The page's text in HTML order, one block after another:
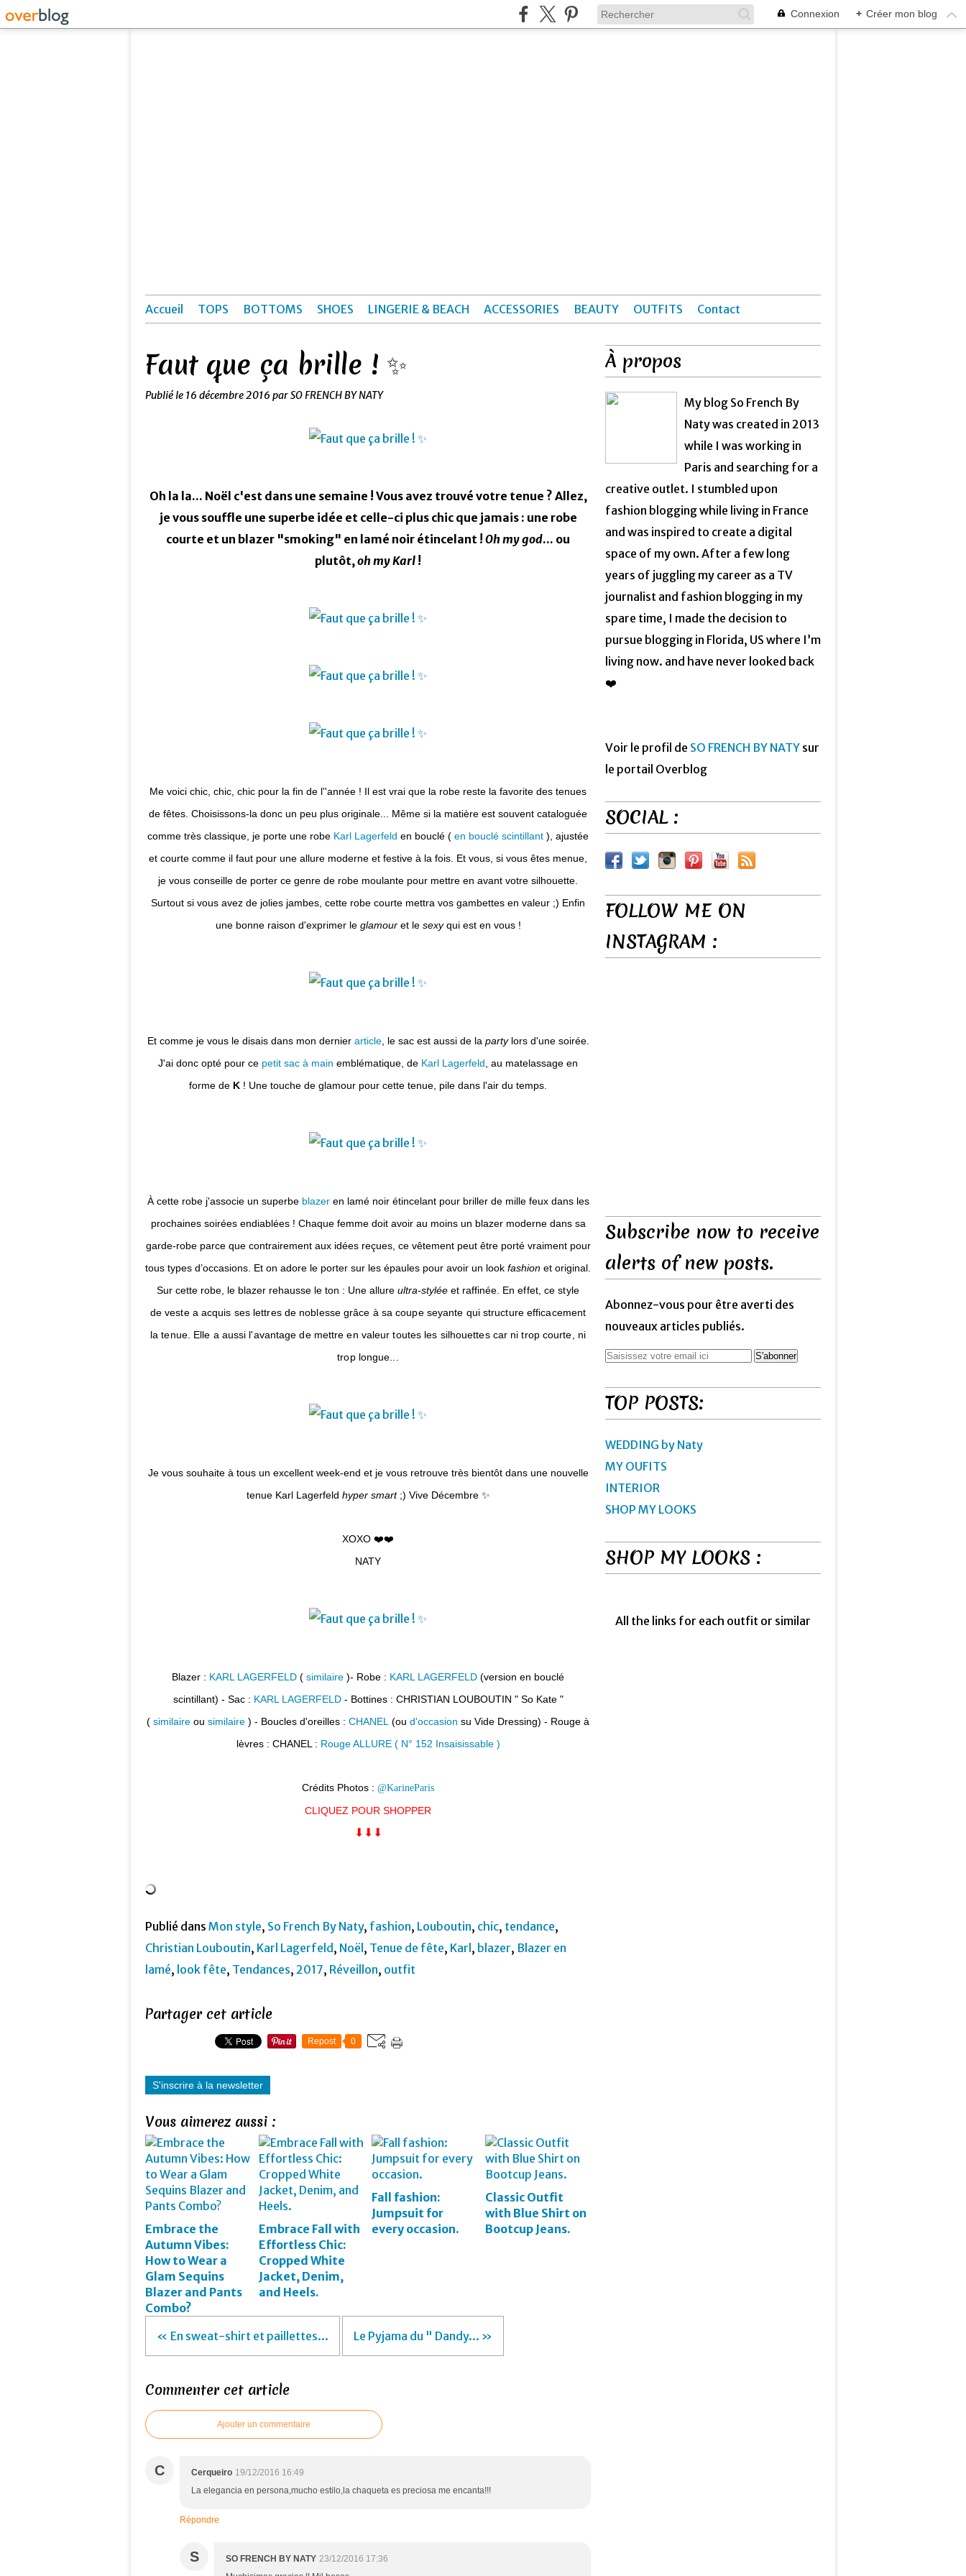
Connexion + Créer mon blog
Accueil TOPS BOTTOMS SHOES LINGERIE & BEACH ACCESSORIES BEAUTY OUTFITS Contact
Faut que ça brille ! ✨
Publié le 16 décembre 2016 par SO FRENCH BY NATY
Oh la la... Noël c'est dans une semaine ! Vous avez trouvé votre tenue ? Allez,
je vous souffle une superbe idée et celle-ci plus chic que jamais : une robe
courte et un blazer "smoking" en lamé noir étincelant ! Oh my god... ou
plutôt,oh my Karl !
Me voici chic, chic, chic pour la fin de l''année ! Il est vrai que la robe reste la favorite des tenues
de fêtes. Choisissons-la donc un peu plus originale... Même si la matière est souvent cataloguée
comme très classique, je porte une robe Karl Lagerfeld en bouclé ( en bouclé scintillant ), ajustée
et courte comme il faut pour une allure moderne et festive à la fois. Et vous, si vous êtes menue,
je vous conseille de porter ce genre de robe moulante pour mettre en avant votre silhouette.
Surtout si vous avez de jolies jambes, cette robe courte mettra vos gambettes en valeur ;) Enfin
une bonne raison d'exprimer le glamour et lesexyqui est en vous !
Et comme je vous le disais dans mon dernier article, le sac est aussi de la party lors d'une soirée.
J'ai donc opté pour ce petit sac à main emblématique, de Karl Lagerfeld , au matelassage en
forme de K ! Une touche de glamour pour cette tenue, pile dans l'air du temps.
À cette robe j'associe un superbe blazeren lamé noir étincelant pour briller de mille feux dans les
prochaines soirées endiablées ! Chaque femme doit avoir au moins un blazer moderne dans sa
garde-robe parce que contrairement aux idées reçues, ce vêtement peut être porté vraiment pour
tous types d’occasions. Et on adore le porter sur les épaules pour avoir un look fashion et original.
Sur cette robe, le blazer rehausse le ton : Une allureultra-stylée et raffinée. En effet, ce style
de veste a acquis ses lettres de noblesse grâce à sa coupe seyante qui structure efficacement
la tenue. Elle a aussi l'avantage de mettre en valeur toutes les silhouettes car ni trop courte, ni
trop longue...
Je vous souhaite à tous un excellent week-end et je vous retrouve très bientôt dans une nouvelle
tenue Karl Lagerfeld hyper smart;) Vive Décembre ✨
XOXO ❤️❤️
NATY
Blazer : KARL LAGERFELD ( similaire )- Robe : KARL LAGERFELD (version en bouclé
scintillant) - Sac : KARL LAGERFELD- Bottines : CHRISTIAN LOUBOUTIN " So Kate "
( similaire ou similaire ) - Boucles d'oreilles : CHANEL (ou d'occasion su Vide Dressing) - Rouge à
lèvres : CHANEL : Rouge ALLURE ( N° 152 Insaisissable )
Crédits Photos : @KarineParis
CLIQUEZ POUR SHOPPER
⬇︎⬇︎⬇︎
Publié dans Mon style, So French By Naty, fashion, Louboutin, chic, tendance,
Christian Louboutin, Karl Lagerfeld , Noël , Tenue de fête, Karl , blazer, Blazer en
lamé, look fête, Tendances, 2017, Réveillon, outfit
Partager cet article
Repost 0
S'inscrire à la newsletter
Vous aimerez aussi :
Embrace the
Autumn Vibes:
How to Wear a
Glam Sequins
Blazer and Pants
Combo?
Embrace Fall with
Effortless Chic:
Cropped White
Jacket, Denim,
and Heels.
Fall fashion:
Jumpsuit for
every occasion.
Classic Outfit
with Blue Shirt on
Bootcup Jeans.
« En sweat-shirt et paillettes... Le Pyjama du " Dandy... »
Commenter cet article
Ajouter un commentaire
C Cerqueiro 19/12/2016 16:49
La elegancia en persona,mucho estilo,la chaqueta es preciosa me encanta!!!
Répondre
S SO FRENCH BY NATY 23/12/2016 17:36
À propos
My blog So French By
Naty was created in 2013
while I was working in
Paris and searching for a
creative outlet. I stumbled upon
fashion blogging while living in France
and was inspired to create a digital
space of my own. After a few long
years of juggling my career as a TV
journalist and fashion blogging in my
spare time, I made the decision to
pursue blogging in Florida, US where I’m
living now. and have never looked back
❤️
Voir le profil de SO FRENCH BY NATY sur
le portail Overblog
SOCIAL :
FOLLOW ME ON
INSTAGRAM :
Subscribe now to receive
alerts of new posts.
Abonnez-vous pour être averti des
nouveaux articles publiés.
TOP POSTS:
WEDDING by Naty
MY OUFITS
INTERIOR
SHOP MY LOOKS
SHOP MY LOOKS :
All the links for each outfit or similar